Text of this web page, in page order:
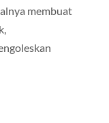
membuat